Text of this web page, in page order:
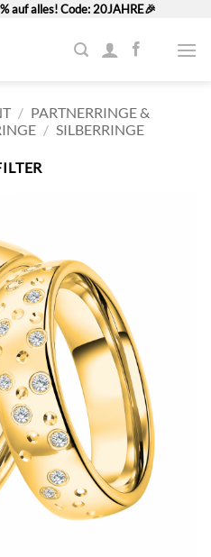
auf alles! Code: 20JAHRE🎉
/ PARTNERRINGE &
/ SILBERRINGE